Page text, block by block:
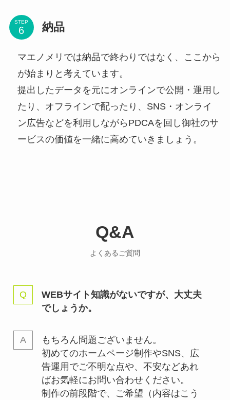
STEP 納品
マエノメリでは納品で終わりではなく、ここから
が始まりと考えています。
提出したデータを元にオンラインで公開・運用し
たり、オフラインで配ったり、SNS・オンライ
ン広告などを利用しながらPDCAを回し御社のサ
ービスの価値を一緒に高めていきましょう。
Q&A
よくあるご質問
WEBサイト知識がないですが、大丈夫
でしょうか。
もちろん問題ございません。
初めてのホームページ制作やSNS、広
告運用でご不明な点や、不安などあれ
ばお気軽にお問い合わせください。
制作の前段階で、ご希望（内容はこう